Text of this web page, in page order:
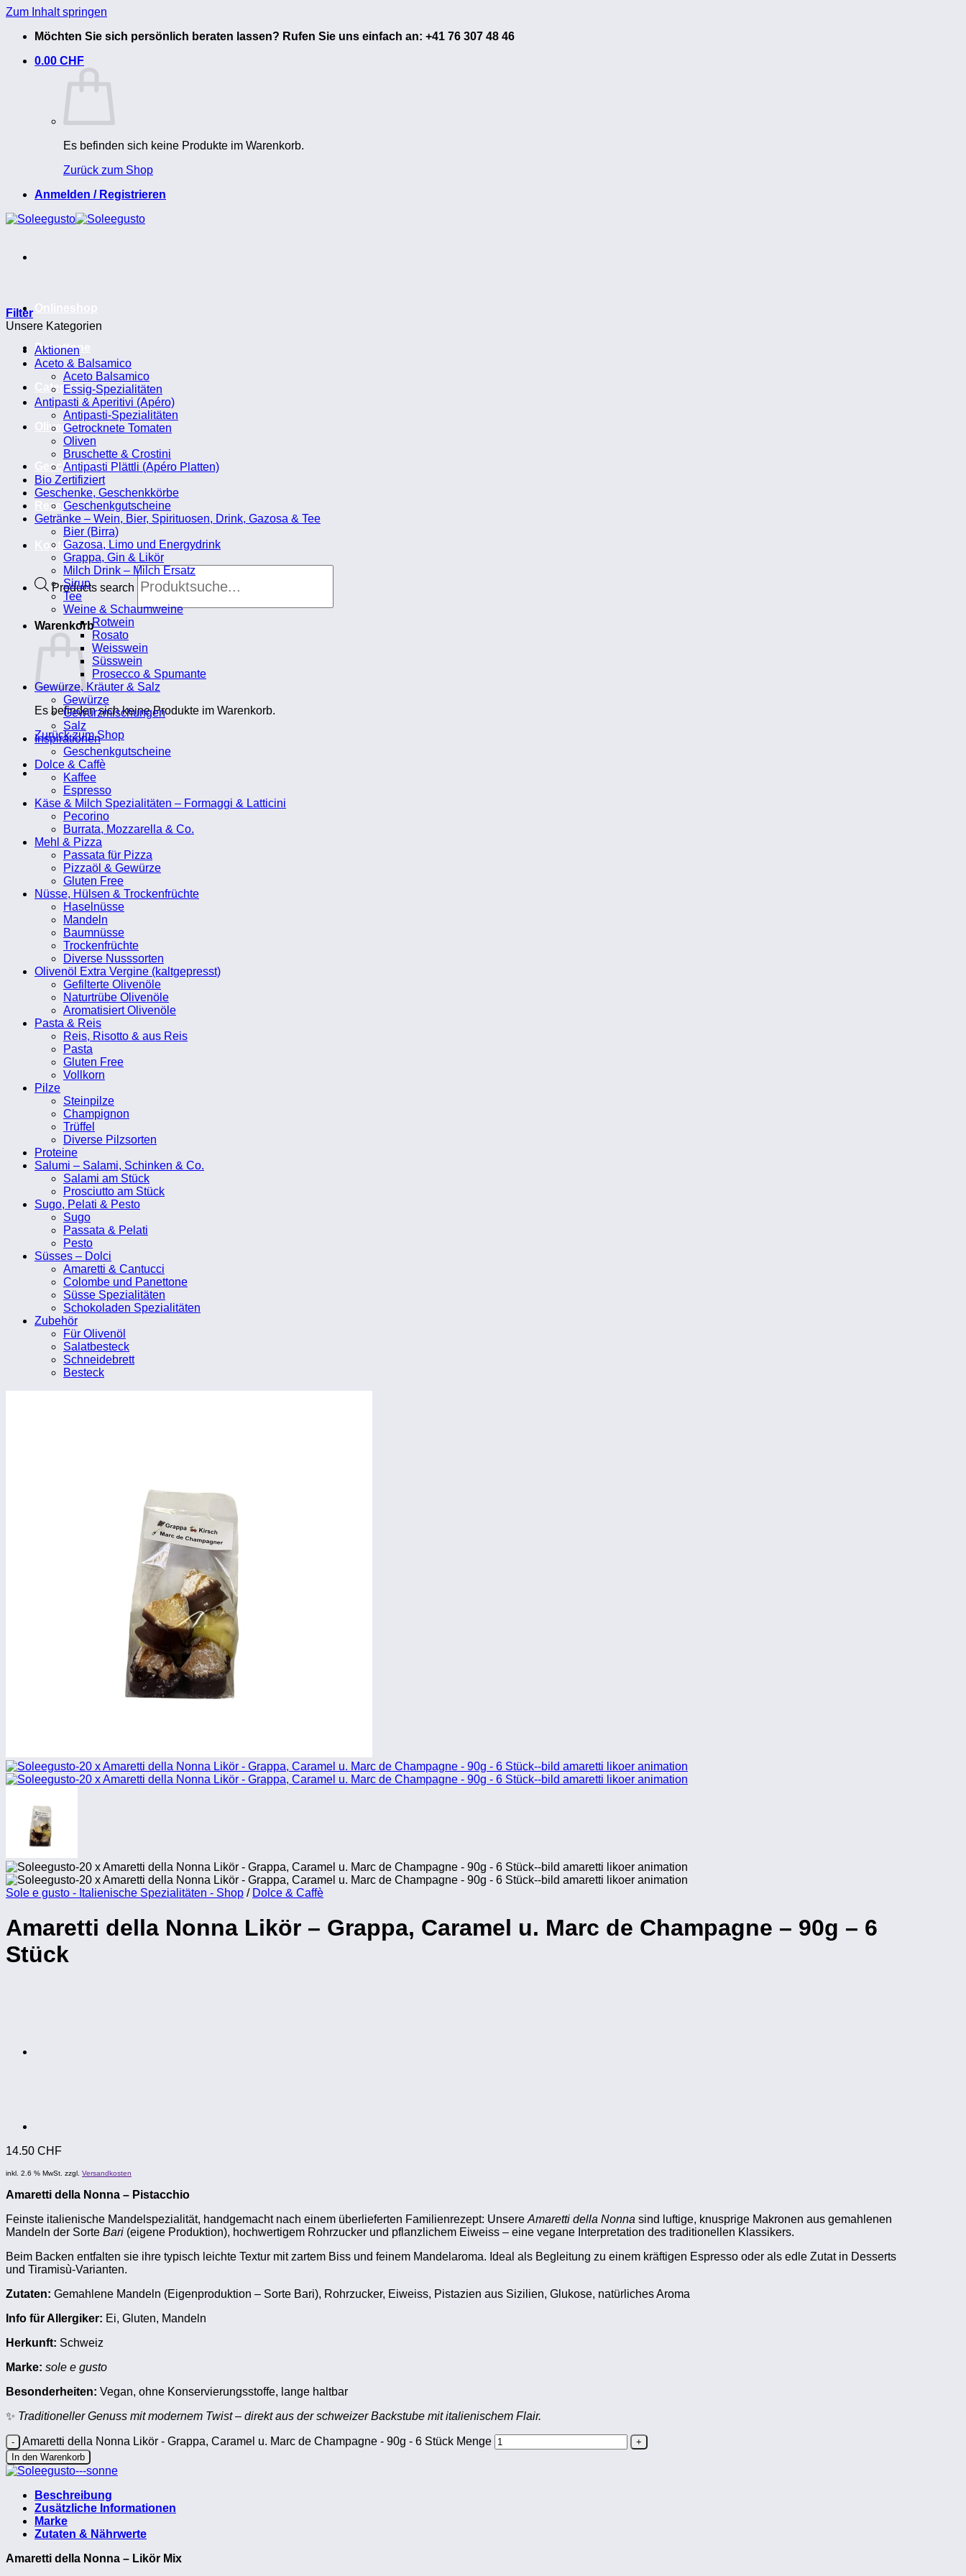
Zum Inhalt springen
Möchten Sie sich persönlich beraten lassen? Rufen Sie uns einfach an: +41 76 307 48 46
0.00 CHF
Es befinden sich keine Produkte im Warenkorb.
Zurück zum Shop
Anmelden / Registrieren
Panettone
Catering
Olivenöl
Geschenkideen
Rezepte
Kontakt-Öffnungszeiten
Products search
Warenkorb
Es befinden sich keine Produkte im Warenkorb.
Zurück zum Shop
Filter
Unsere Kategorien
Aktionen
Aceto & Balsamico
Aceto Balsamico
Essig-Spezialitäten
Antipasti & Aperitivi (Apéro)
Antipasti-Spezialitäten
Getrocknete Tomaten
Oliven
Bruschette & Crostini
Antipasti Plättli (Apéro Platten)
Bio Zertifiziert
Geschenke, Geschenkkörbe
Geschenkgutscheine
Getränke – Wein, Bier, Spirituosen, Drink, Gazosa & Tee
Bier (Birra)
Gazosa, Limo und Energydrink
Grappa, Gin & Likör
Milch Drink – Milch Ersatz
Sirup
Tee
Weine & Schaumweine
Rotwein
Rosato
Weisswein
Süsswein
Prosecco & Spumante
Gewürze, Kräuter & Salz
Gewürze
Gewürzmischungen
Salz
Inspirationen
Geschenkgutscheine
Dolce & Caffè
Kaffee
Espresso
Käse & Milch Spezialitäten – Formaggi & Latticini
Pecorino
Burrata, Mozzarella & Co.
Mehl & Pizza
Passata für Pizza
Pizzaöl & Gewürze
Gluten Free
Nüsse, Hülsen & Trockenfrüchte
Haselnüsse
Mandeln
Baumnüsse
Trockenfrüchte
Diverse Nusssorten
Olivenöl Extra Vergine (kaltgepresst)
Gefilterte Olivenöle
Naturtrübe Olivenöle
Aromatisiert Olivenöle
Pasta & Reis
Reis, Risotto & aus Reis
Pasta
Gluten Free
Vollkorn
Pilze
Steinpilze
Champignon
Trüffel
Diverse Pilzsorten
Proteine
Salumi – Salami, Schinken & Co.
Salami am Stück
Prosciutto am Stück
Sugo, Pelati & Pesto
Sugo
Passata & Pelati
Pesto
Süsses – Dolci
Amaretti & Cantucci
Colombe und Panettone
Süsse Spezialitäten
Schokoladen Spezialitäten
Zubehör
Für Olivenöl
Salatbesteck
Schneidebrett
Besteck
Sole e gusto - Italienische Spezialitäten - Shop / Dolce & Caffè
Amaretti della Nonna Likör – Grappa, Caramel u. Marc de Champagne – 90g – 6
Stück
14.50 CHF
inkl. 2.6 % MwSt. zzgl. Versandkosten
Amaretti della Nonna – Pistacchio
Feinste italienische Mandelspezialität, handgemacht nach einem überlieferten Familienrezept: Unsere Amaretti della Nonna sind luftige, knusprige Makronen aus gemahlenen
Mandeln der Sorte Bari (eigene Produktion), hochwertigem Rohrzucker und pflanzlichem Eiweiss – eine vegane Interpretation des traditionellen Klassikers.
Beim Backen entfalten sie ihre typisch leichte Textur mit zartem Biss und feinem Mandelaroma. Ideal als Begleitung zu einem kräftigen Espresso oder als edle Zutat in Desserts
und Tiramisù-Varianten.
Zutaten: Gemahlene Mandeln (Eigenproduktion – Sorte Bari), Rohrzucker, Eiweiss, Pistazien aus Sizilien, Glukose, natürliches Aroma
Info für Allergiker: Ei, Gluten, Mandeln
Herkunft: Schweiz
Marke: sole e gusto
Besonderheiten: Vegan, ohne Konservierungsstoffe, lange haltbar
✨ Traditioneller Genuss mit modernem Twist – direkt aus der schweizer Backstube mit italienischem Flair.
Amaretti della Nonna Likör - Grappa, Caramel u. Marc de Champagne - 90g - 6 Stück Menge
In den Warenkorb
Beschreibung
Zusätzliche Informationen
Marke
Zutaten & Nährwerte
Amaretti della Nonna – Likör Mix